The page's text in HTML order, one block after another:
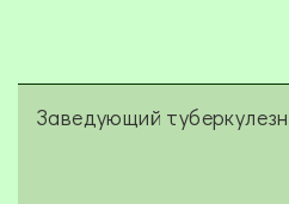
Заведующий